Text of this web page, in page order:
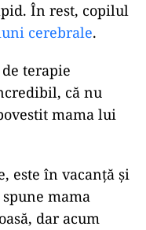
În rest, copilul
cerebrale.
terapie
că nu
mama lui
este în vacanță și
mama
dar acum